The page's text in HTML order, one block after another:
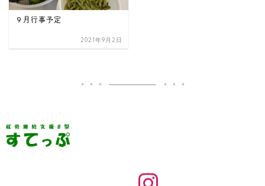
９月行事予定
2021年9月2日